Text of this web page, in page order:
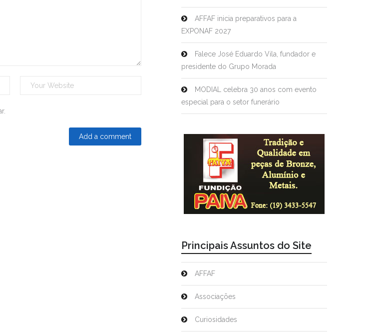
AFFAF inicia preparativos para a
EXPONAF 2027
Falece José Eduardo Vila, fundador e
presidente do Grupo Morada
MODIAL celebra 30 anos com evento
especial para o setor funerário
Principais Assuntos do Site
AFFAF
Associações
Curiosidades